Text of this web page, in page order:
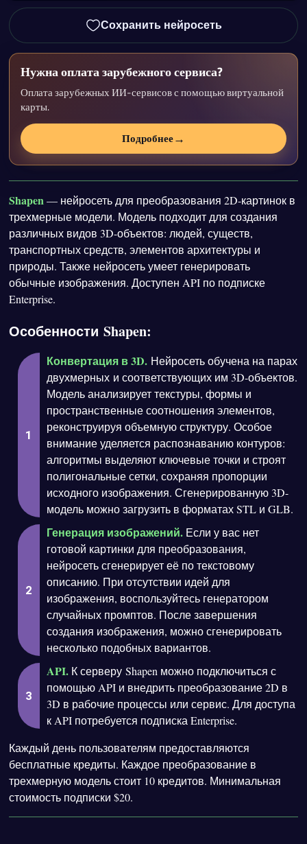
Сохранить нейросеть
Нужна оплата зарубежного сервиса?
Оплата зарубежных ИИ-сервисов с помощью виртуальной
карты.
Подробнее→
Shapen — нейросеть для преобразования 2D-картинок в
трехмерные модели. Модель подходит для создания
различных видов 3D-объектов: людей, существ,
транспортных средств, элементов архитектуры и
природы. Также нейросеть умеет генерировать
обычные изображения. Доступен API по подписке
Enterprise.
Особенности Shapen:
Конвертация в 3D. Нейросеть обучена на парах
двухмерных и соответствующих им 3D-объектов.
Модель анализирует текстуры, формы и
пространственные соотношения элементов,
реконструируя объемную структуру. Особое
внимание уделяется распознаванию контуров:
алгоритмы выделяют ключевые точки и строят
полигональные сетки, сохраняя пропорции
исходного изображения. Сгенерированную 3D-
модель можно загрузить в форматах STL и GLB.
Генерация изображений. Если у вас нет
готовой картинки для преобразования,
нейросеть сгенерирует её по текстовому
описанию. При отсутствии идей для
изображения, воспользуйтесь генератором
случайных промптов. После завершения
создания изображения, можно сгенерировать
несколько подобных вариантов.
API. К серверу Shapen можно подключиться с
помощью API и внедрить преобразование 2D в
3D в рабочие процессы или сервис. Для доступа
к API потребуется подписка Enterprise.
Каждый день пользователям предоставляются
бесплатные кредиты. Каждое преобразование в
трехмерную модель стоит 10 кредитов. Минимальная
стоимость подписки $20.